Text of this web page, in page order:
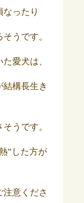
なったり
うです。
愛犬は、
結構長生き
うです。
”した方が
意くださ